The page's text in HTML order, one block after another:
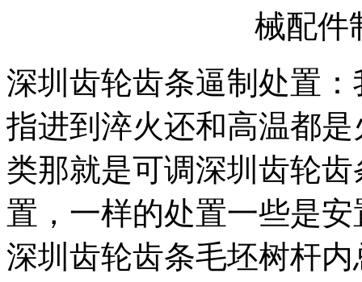
械配件
深圳齿轮齿条逼制处置
指进到淬火还和高温都
类那就是可调深圳齿轮
置，一样的处置一些是
深圳齿轮齿条毛坯树杆